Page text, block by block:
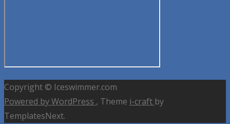
Copyright © Iceswimmer.com
Powered by WordPress , Theme i-craft by
TemplatesNext.